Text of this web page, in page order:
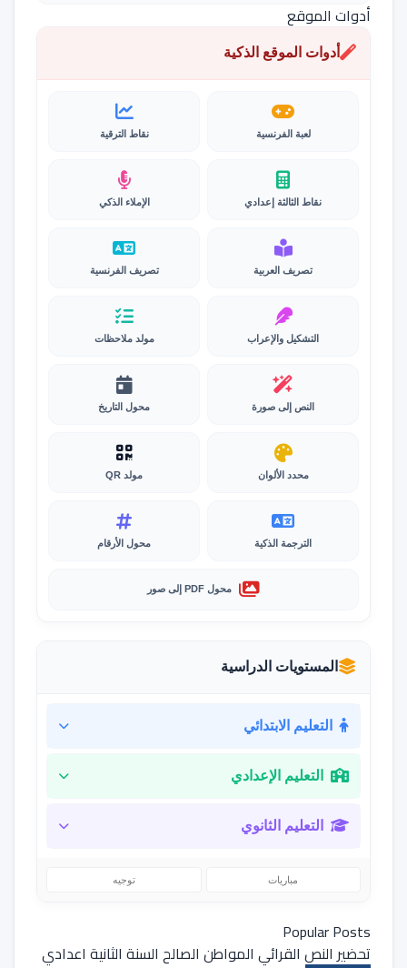
أدوات الموقع
أدوات الموقع الذكية
لعبة الفرنسية نقاط الترقية
نقاط الثالثة إعدادي الإملاء الذكي
تصريف العربية تصريف الفرنسية
التشكيل والإعراب مولد ملاحظات
النص إلى صورة محول التاريخ
محدد الألوان مولد QR
الترجمة الذكية محول الأرقام
محول PDF إلى صور
المستويات الدراسية
التعليم الابتدائي
التعليم الإعدادي
التعليم الثانوي
مباريات توجيه
Popular Posts
تحضير النص القرائي المواطن الصالح السنة الثانية اعدادي